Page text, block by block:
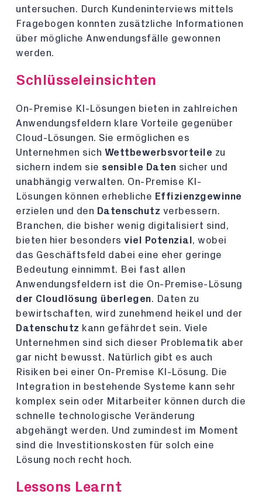
untersuchen. Durch Kundeninterviews mittels
Fragebogen konnten zusätzliche Informationen
über mögliche Anwendungsfälle gewonnen
werden.
Schlüsseleinsichten
On-Premise KI-Lösungen bieten in zahlreichen
Anwendungsfeldern klare Vorteile gegenüber
Cloud-Lösungen. Sie ermöglichen es
Unternehmen sich Wettbewerbsvorteile zu
sichern indem sie sensible Daten sicher und
unabhängig verwalten. On-Premise KI-
Lösungen können erhebliche Effizienzgewinne
erzielen und den Datenschutz verbessern.
Branchen, die bisher wenig digitalisiert sind,
bieten hier besonders viel Potenzial , wobei
das Geschäftsfeld dabei eine eher geringe
Bedeutung einnimmt. Bei fast allen
Anwendungsfeldern ist die On-Premise-Lösung
der Cloudlösung überlegen. Daten zu
bewirtschaften, wird zunehmend heikel und der
Datenschutz kann gefährdet sein. Viele
Unternehmen sind sich dieser Problematik aber
gar nicht bewusst. Natürlich gibt es auch
Risiken bei einer On-Premise KI-Lösung. Die
Integration in bestehende Systeme kann sehr
komplex sein oder Mitarbeiter können durch die
schnelle technologische Veränderung
abgehängt werden. Und zumindest im Moment
sind die Investitionskosten für solch eine
Lösung noch recht hoch.
Lessons Learnt